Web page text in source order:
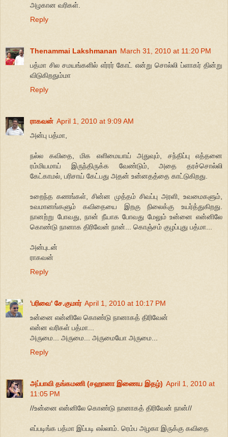
அழகான வரிகள்.
Reply
Thenammai Lakshmanan March 31, 2010 at 11:20 PM
பத்மா சில சமயங்களில் எர்ரர் கோட் என்று சொல்லி ப்ளாகர் தின்று
விடுகிறதும்மா
Reply
ராகவன் April 1, 2010 at 9:09 AM
அன்பு பத்மா,
நல்ல கவிதை, மிக எளிமையாய் அதுவும், சந்திப்பு எத்தனை
ரம்மியமாய் இருந்திருக்க வேண்டும், அதை தரச்சொல்லி
கேட்காமல், பரிசாய் கேட்பது அதன் உன்னதத்தை காட்டுகிறது.
உறைந்த கணங்கள், சின்ன முத்தம் சிவப்பு அரளி, உவமைகளும்,
உவமானங்களும் கவிதையை இறகு நிலைக்கு உயர்த்துகிறது.
நானற்று போவது, நான் நீயாக போவது மேலும் உன்னை என்னிலே
கொண்டு நானாக திரிவேன் நான்... கொஞ்சம் குழப்புது பத்மா...
அன்புடன்
ராகவன்
Reply
'பரிவை' சே.குமார் April 1, 2010 at 10:17 PM
உன்னை என்னிலே கொண்டு நானாகத் திரிவேன்
என்ன வரிகள் பத்மா...
அருமை... அருமை... அருமையோ அருமை...
Reply
அப்பாவி தங்கமணி (சஹானா இணைய இதழ்) April 1, 2010 at
11:05 PM
//உன்னை என்னிலே கொண்டு நானாகத் திரிவேன் நான்//
எப்படிங்க பத்மா இப்படி எல்லாம். ரெம்ப அழகா இருக்கு கவிதை